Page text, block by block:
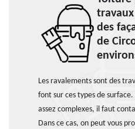
des
de
Les ravalements sont des
font sur ces types de
assez complexes, il faut
Dans ce cas, on peut vous